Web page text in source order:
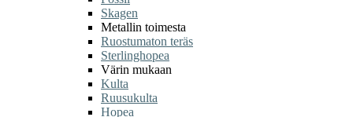
Skagen
Metallin toimesta
Ruostumaton teräs
Sterlinghopea
Värin mukaan
Kulta
Ruusukulta
Hopea